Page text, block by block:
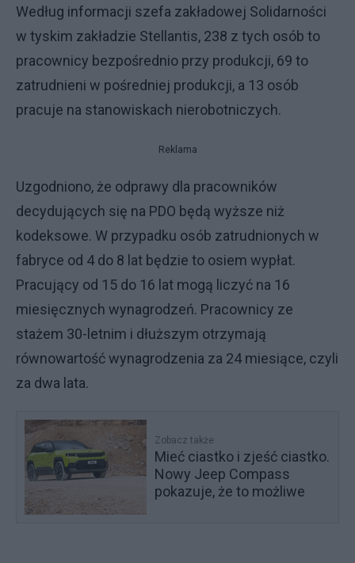
Według informacji szefa zakładowej Solidarności
w tyskim zakładzie Stellantis, 238 z tych osób to
pracownicy bezpośrednio przy produkcji, 69 to
zatrudnieni w pośredniej produkcji, a 13 osób
pracuje na stanowiskach nierobotniczych.
Reklama
Uzgodniono, że odprawy dla pracowników
decydujących się na PDO będą wyższe niż
kodeksowe. W przypadku osób zatrudnionych w
fabryce od 4 do 8 lat będzie to osiem wypłat.
Pracujący od 15 do 16 lat mogą liczyć na 16
miesięcznych wynagrodzeń. Pracownicy ze
stażem 30-letnim i dłuższym otrzymają
równowartość wynagrodzenia za 24 miesiące, czyli
za dwa lata.
Zobacz także
Mieć ciastko i zjeść ciastko.
Nowy Jeep Compass
pokazuje, że to możliwe